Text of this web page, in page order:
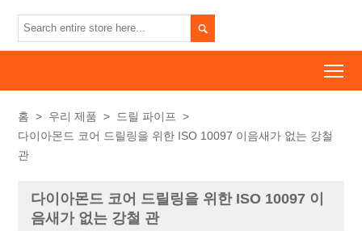

홈 > 우리 제품 > 드릴 파이프
>
다이아몬드 코어 드릴링을 위한 ISO 10097 이음새가 없는 강철
관
다이아몬드 코어 드릴링을 위한 ISO 10097 이
음새가 없는 강철 관